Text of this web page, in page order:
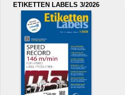
ETIKETTEN LABELS 3/2026